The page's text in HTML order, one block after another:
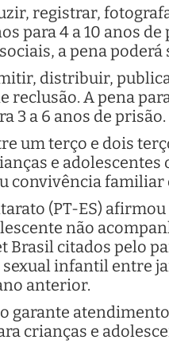
registrar,
para 4 a 10 anos
a pena
distribuir,
reclusão. A pena
3 a 6 anos de prisão.
um terço e dois
e adolescentes
convivência familiar
(PT-ES)
não
Brasil citados pelo
infantil entre
anterior.
garante
crianças e